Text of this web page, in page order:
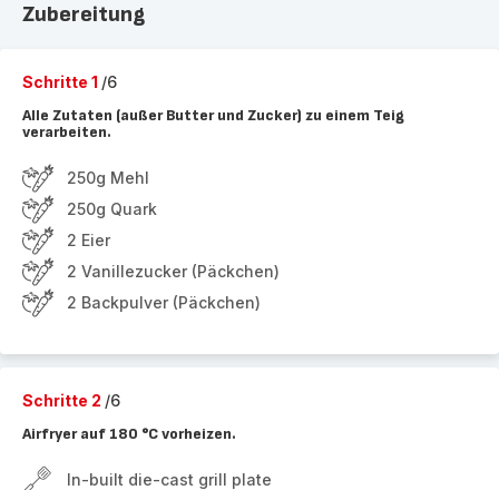
Zubereitung
Schritte 1 /6
Alle Zutaten (außer Butter und Zucker) zu einem Teig
verarbeiten.
250g Mehl
250g Quark
2 Eier
2 Vanillezucker (Päckchen)
2 Backpulver (Päckchen)
Schritte 2 /6
Airfryer auf 180 °C vorheizen.
In-built die-cast grill plate